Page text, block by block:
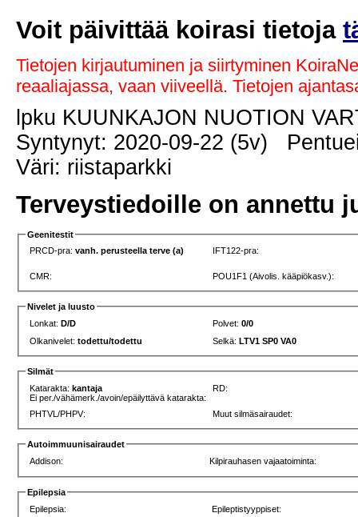
Voit päivittää koirasi tietoja
Tietojen kirjautuminen ja siirtyminen
reaaliajassa, vaan viiveellä. Tietojen
lpku KUUNKAJON NUOTION
Syntynyt: 2020-09-22 (5v)
Väri: riistaparkki
Terveystiedoille on annettu
Geenitestit
PRCD-pra:vanh. perusteella terve (a) IFT122-pra:
CMR: POU1F1 (Aivolis. kääpiökasv.):
Nivelet ja luusto
Lonkat:D/D Polvet:0/0
Olkanivelet:todettu/todettu Selkä:LTV1 SP0 VA0
Silmät
Katarakta:kantaja
Ei per./vähämerk./avoin/epäilyttävä katarakta:
RD:
PHTVL/PHPV: Muut silmäsairaudet:
Autoimmuunisairaudet
Addison:
Kilpirauhasen vajaatoiminta:
Epilepsia
Epilepsia:
Epileptistyyppiset: